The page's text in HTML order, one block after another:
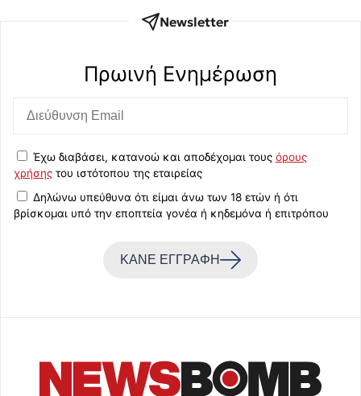
Newsletter
Πρωινή Eνημέρωση
Έχω διαβάσει, κατανοώ και αποδέχομαι τους όρους
χρήσης του ιστότοπου της εταιρείας
Δηλώνω υπεύθυνα ότι είμαι άνω των 18 ετών ή ότι
βρίσκομαι υπό την εποπτεία γονέα ή κηδεμόνα ή επιτρόπου
ΚΑΝΕ ΕΓΓΡΑΦΗ